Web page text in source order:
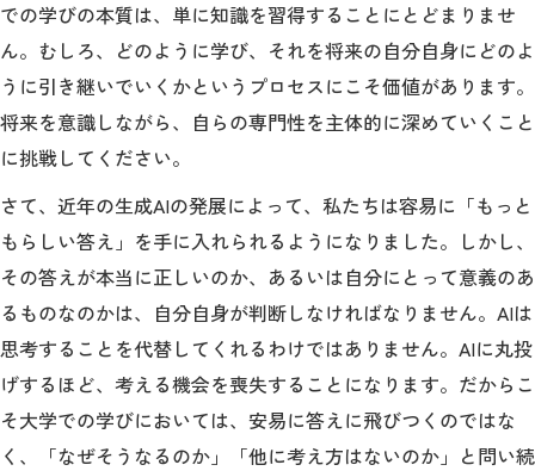
での学びの本質は、単に知識を習得することにとどまりませ
ん。むしろ、どのように学び、それを将来の自分自身にどのよ
うに引き継いでいくかというプロセスにこそ価値があります。
将来を意識しながら、自らの専門性を主体的に深めていくこと
に挑戦してください。
さて、近年の生成AIの発展によって、私たちは容易に「もっと
もらしい答え」を手に入れられるようになりました。しかし、
その答えが本当に正しいのか、あるいは自分にとって意義のあ
るものなのかは、自分自身が判断しなければなりません。AIは
思考することを代替してくれるわけではありません。AIに丸投
げするほど、考える機会を喪失することになります。だからこ
そ大学での学びにおいては、安易に答えに飛びつくのではな
く、「なぜそうなるのか」「他に考え方はないのか」と問い続